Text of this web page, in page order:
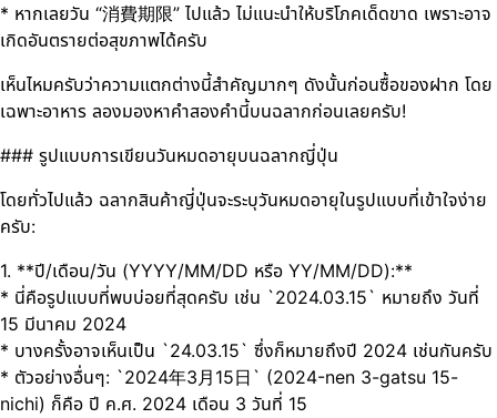
* หากเลยวัน “消費期限” ไปแล้ว ไม่แนะนำให้บริโภคเด็ดขาด เพราะอาจ
เกิดอันตรายต่อสุขภาพได้ครับ
เห็นไหมครับว่าความแตกต่างนี้สำคัญมากๆ ดังนั้นก่อนซื้อของฝาก โดย
เฉพาะอาหาร ลองมองหาคำสองคำนี้บนฉลากก่อนเลยครับ!
### รูปแบบการเขียนวันหมดอายุบนฉลากญี่ปุ่น
โดยทั่วไปแล้ว ฉลากสินค้าญี่ปุ่นจะระบุวันหมดอายุในรูปแบบที่เข้าใจง่าย
ครับ:
1. **ปี/เดือน/วัน (YYYY/MM/DD หรือ YY/MM/DD):**
* นี่คือรูปแบบที่พบบ่อยที่สุดครับ เช่น `2024.03.15` หมายถึง วันที่
15 มีนาคม 2024
* บางครั้งอาจเห็นเป็น `24.03.15` ซึ่งก็หมายถึงปี 2024 เช่นกันครับ
* ตัวอย่างอื่นๆ: `2024年3月15日` (2024-nen 3-gatsu 15-
nichi) ก็คือ ปี ค.ศ. 2024 เดือน 3 วันที่ 15